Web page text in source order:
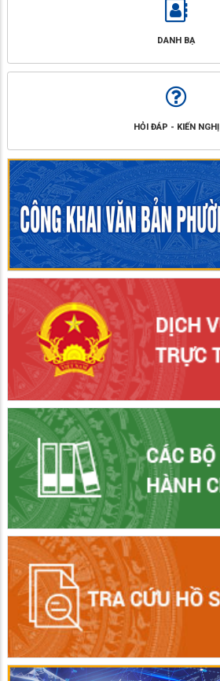
DANH BẠ
HỎI ĐÁP - KIẾN NGHỊ